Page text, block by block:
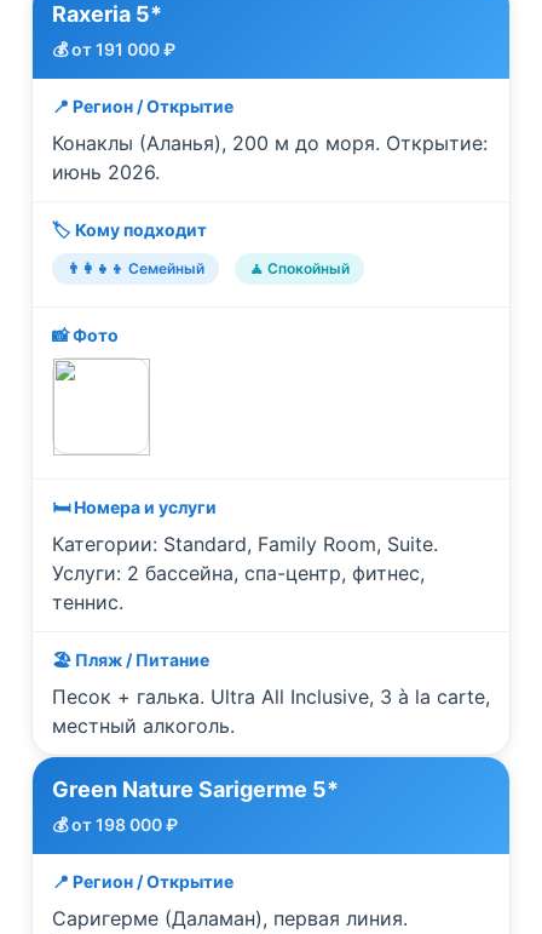
Raxeria 5*
💰 от 191 000 ₽
📍 Регион / Открытие
Конаклы (Аланья), 200 м до моря. Открытие:
июнь 2026.
🏷️ Кому подходит
👨‍👩‍👧‍👦 Семейный 🧘 Спокойный
📸 Фото
🛏️ Номера и услуги
Категории: Standard, Family Room, Suite.
Услуги: 2 бассейна, спа-центр, фитнес,
теннис.
🏖️ Пляж / Питание
Песок + галька. Ultra All Inclusive, 3 à la carte,
местный алкоголь.
Green Nature Sarigerme 5*
💰 от 198 000 ₽
📍 Регион / Открытие
Саригерме (Даламан), первая линия.